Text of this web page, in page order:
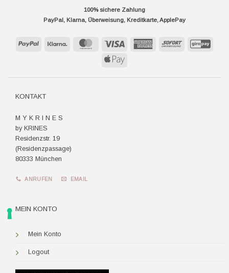
100% sichere Zahlung
PayPal, Klarna, Überweisung, Kreditkarte, ApplePay
PayPal Klarna MasterCard Visa
AmericanSofort
Apple
KONTAKT
M Y K R I N E S
by KRINES
Residenzstr. 19
(Residenzpassage)
80333 München
ANRUFEN EMAIL
MEIN KONTO
Mein Konto
Logout